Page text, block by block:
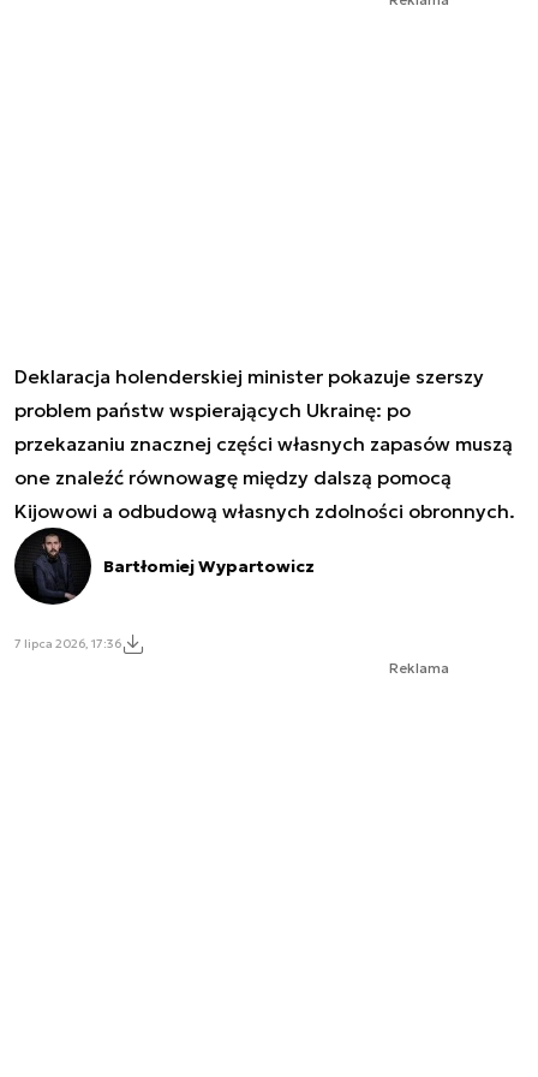
Deklaracja holenderskiej minister pokazuje szerszy
problem państw wspierających Ukrainę: po
przekazaniu znacznej części własnych zapasów muszą
one znaleźć równowagę między dalszą pomocą
Kijowowi a odbudową własnych zdolności obronnych.
Bartłomiej Wypartowicz
7 lipca 2026, 17:36
Reklama